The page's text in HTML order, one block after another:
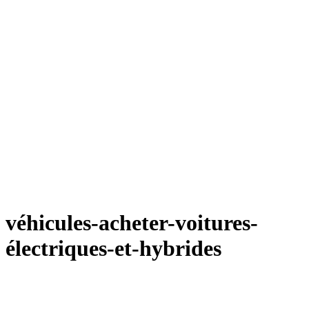
véhicules-acheter-voitures-
électriques-et-hybrides